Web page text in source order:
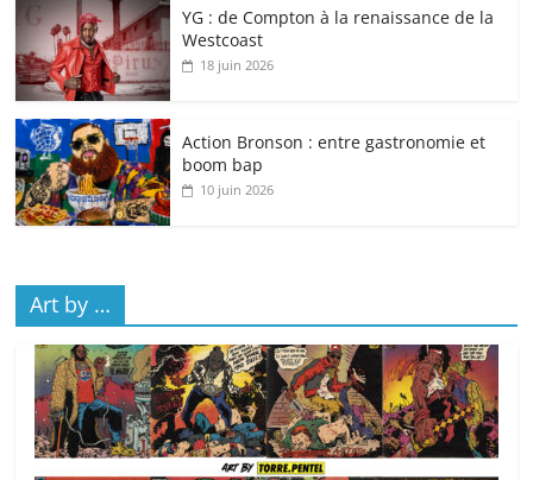
YG : de Compton à la renaissance de la
Westcoast
18 juin 2026
Action Bronson : entre gastronomie et
boom bap
10 juin 2026
Art by …